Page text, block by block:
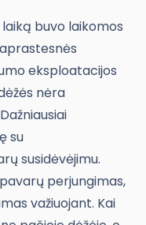
buvo laikomos
eksploatacijos
nėra
su
susidėvėjimu.
perjungimas,
važiuojant. Kai